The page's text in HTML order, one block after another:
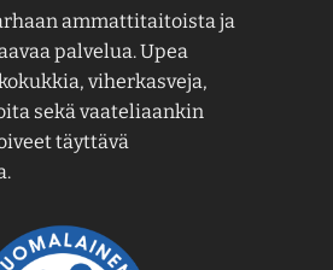
ammattitaitoista ja
palvelua. Upea
viherkasveja,
sekä vaateliaankin
täyttävä